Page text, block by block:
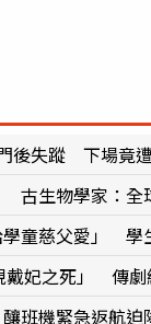
後失蹤 下場竟
古生物學家：全
童慈父愛」 學
妃之死」 傳劇
班機緊急返航迫